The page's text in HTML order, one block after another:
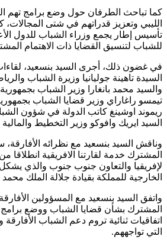
كما تباحث الطرفان حول وضع برامج تهم
الليبي وتعزيز قدراتهم في شتى
تأسيس إطار يجمع وزراء الشباب للدول
للشباب لتنسيق القضايا ذات الاهتمام
في غضون ذلك، أجرى السيد بنسعيد،
السيدة تاهينة جوليانيا وزيرة الشباب
والسيد محمد بانغارا وزير الشباب
تيمسو راغاراي وزير قضايا الشباب
ريموند اوشينغ كاتب الدولة في شؤون
السيد ايريك وافوكو وزير التخطيط والمالية
وناقش السيد بنسعيد مع نظرائه الأفارقة،
المشترك خدمة لقارتنا الافريقية انطلاقا
لإفريقيا والتعاون جنوب جنوب والذي
الخارجية للمملكة بقيادة جلالة الملك
واتفق السيد بنسعيد مع المسؤولين
المشترك بشأن قضايا الشباب ووضع
اتفاقيات ثنائية تروم دعم الشباب
التي تواجههم.